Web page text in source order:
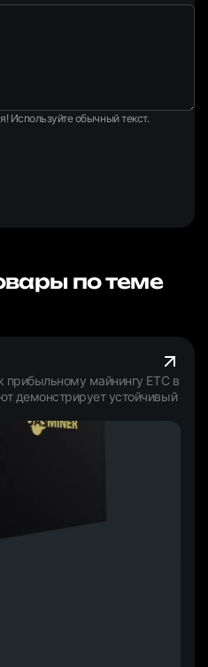
Используйте обычный текст.
по теме
прибыльному майнингу ETC в
демонстрирует устойчивый